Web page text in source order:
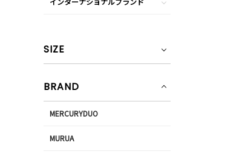
SIZE
BRAND
MERCURYDUO
MURUA